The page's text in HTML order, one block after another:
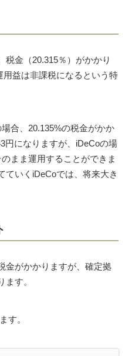
税金（20.315％）がかかり
用益は非課税になるという特
合、20.135%の税金がかか
円になりますが、iDeCoの場
まま運用することができま
ていくiDeCoでは、将来大き
金がかかりますが、確定拠
す。
す。